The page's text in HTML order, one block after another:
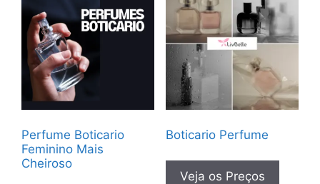
Perfume Boticario
Feminino Mais
Cheiroso
Boticario Perfume
Veja os Preços